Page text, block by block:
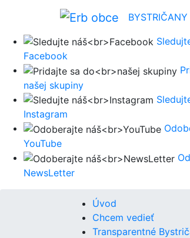
BYSTRIČANY
Facebook
našej skupiny
Instagram
YouTube
NewsLetter
Úvod
Chcem vedieť
Transparentné